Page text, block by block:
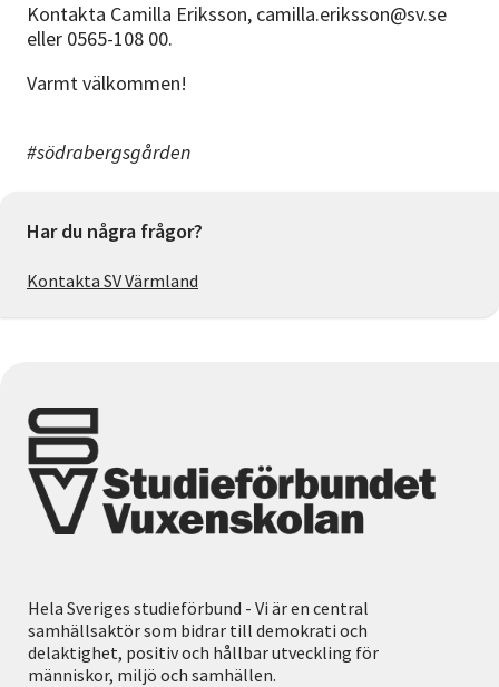
Kontakta Camilla Eriksson, camilla.eriksson@sv.se
eller 0565-108 00.
Varmt välkommen!
#södrabergsgården
Har du några frågor?
Kontakta SV Värmland
Hela Sveriges studieförbund - Vi är en central
samhällsaktör som bidrar till demokrati och
delaktighet, positiv och hållbar utveckling för
människor, miljö och samhällen.